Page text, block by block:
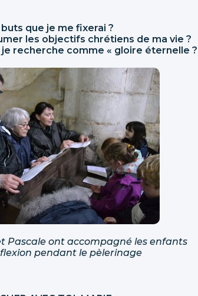
buts que je me fixerai ?
les objectifs chrétiens de ma vie ?
recherche comme « gloire éternelle ?
Pascale ont accompagné les enfants
pendant le pèlerinage